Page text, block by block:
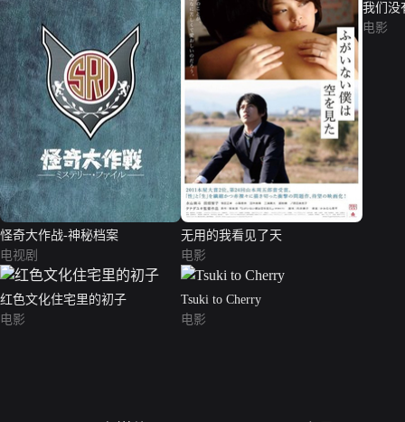
怪奇大作战-神秘档案
电视剧
无用的我看见了天
电影
我们没
电影
红色文化住宅里的初子
电影
Tsuki to Cherry
电影